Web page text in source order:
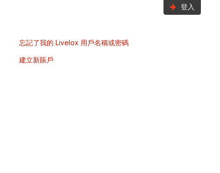
登入
忘記了我的 Livelox 用戶名稱或密碼
建立新賬戶